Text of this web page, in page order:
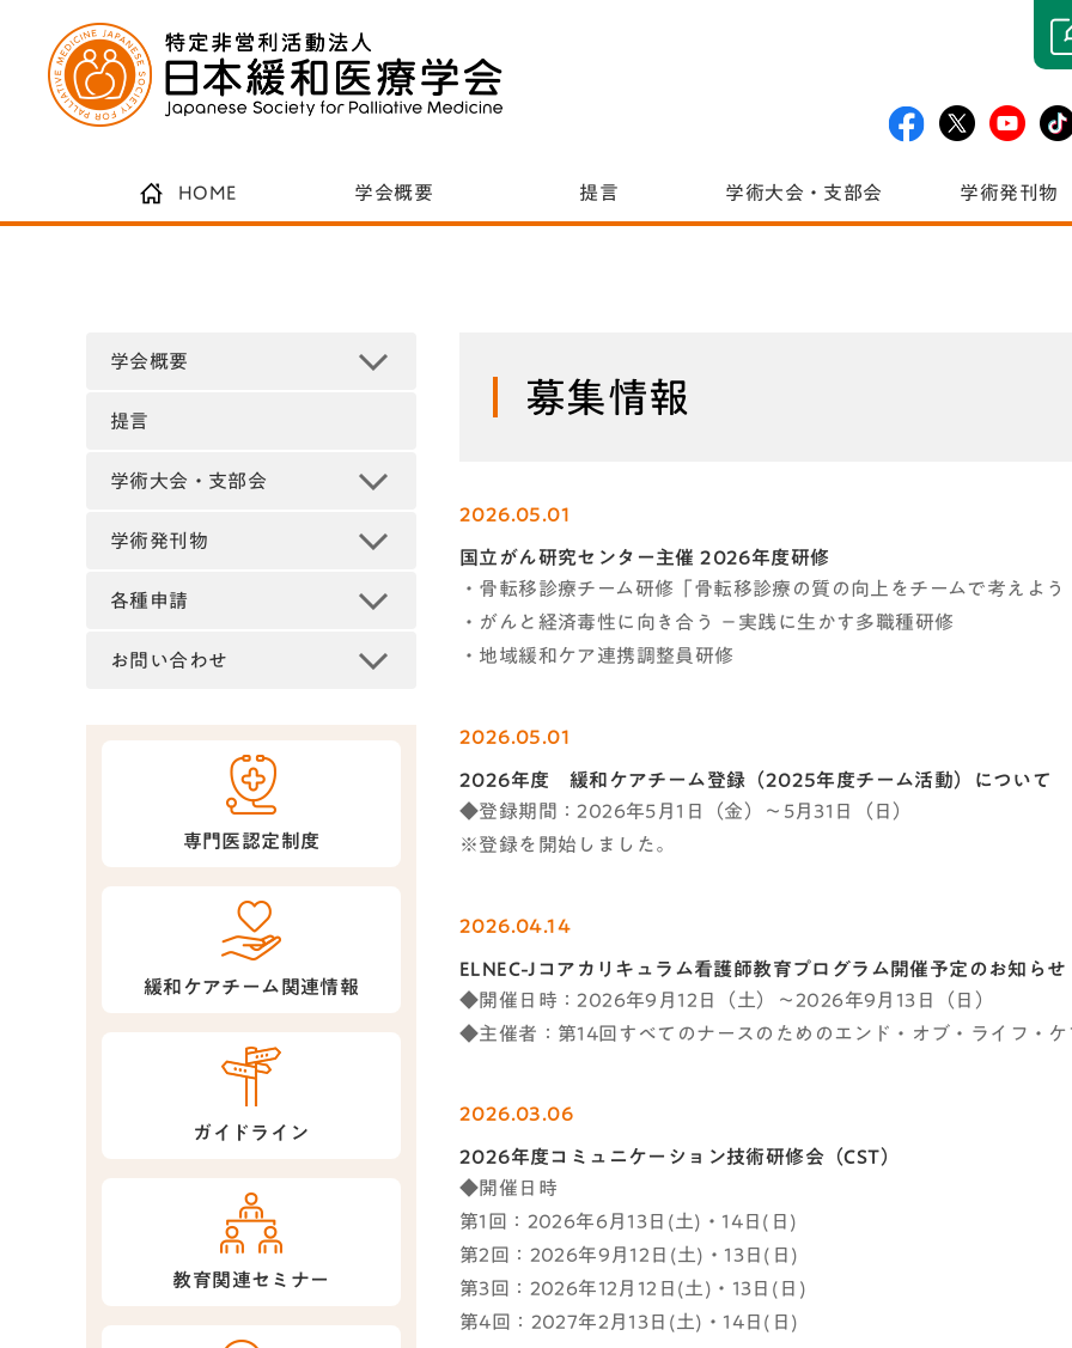
HOME 学会概要 提言 学術大会・支部会 学術発刊物
学会概要
提言
学術大会・支部会
学術発刊物
各種申請
お問い合わせ
専門医認定制度
緩和ケアチーム関連情報
ガイドライン
教育関連セミナー
募集情報
2026.05.01
国立がん研究センター主催 2026年度研修
・骨転移診療チーム研修「骨転移診療の質の向上をチームで考えよう
・がんと経済毒性に向き合う －実践に生かす多職種研修
・地域緩和ケア連携調整員研修
2026.05.01
2026年度 緩和ケアチーム登録（2025年度チーム活動）について​
◆登録期間：2026年5月1日（金）～5月31日（日）
※登録を開始しました。
2026.04.14
ELNEC-Jコアカリキュラム看護師教育プログラム開催予定のお知らせ
◆開催日時：2026年9月12日（土）～2026年9月13日（日）
◆主催者：第14回すべてのナースのためのエンド・オブ・ライフ・
2026.03.06
2026年度コミュニケーション技術研修会（CST）
◆開催日時
第1回：2026年6月13日(土)・14日(日)
第2回：2026年9月12日(土)・13日(日)
第3回：2026年12月12日(土)・13日(日)
第4回：2027年2月13日(土)・14日(日)